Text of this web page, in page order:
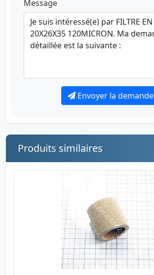
Message
Envoyer la demande
Produits similaires